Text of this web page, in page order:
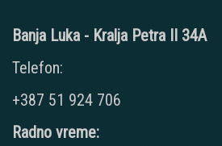
Banja Luka - Kralja Petra II 34A
Telefon:
+387 51 924 706
Radno vreme: